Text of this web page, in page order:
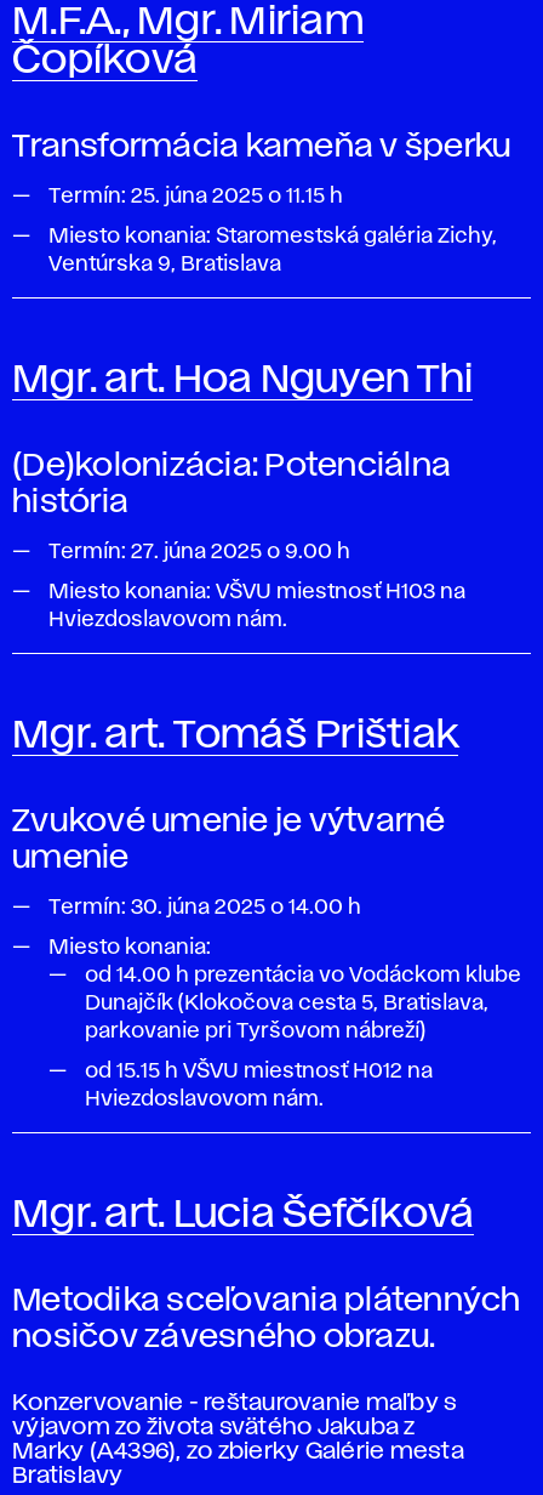
M.F.A., Mgr. Miriam
Čopíková
Transformácia kameňa v šperku
Termín: 25. júna 2025 o 11.15 h
Miesto konania: Staromestská galéria Zichy,
Ventúrska 9, Bratislava
Mgr. art. Hoa Nguyen Thi
(De)kolonizácia: Potenciálna
história
Termín: 27. júna 2025 o 9.00 h
Miesto konania: VŠVU miestnosť H103 na
Hviezdoslavovom nám.
Mgr. art. Tomáš Prištiak
Zvukové umenie je výtvarné
umenie
Termín: 30. júna 2025 o 14.00 h
Miesto konania:
od 14.00 h prezentácia vo Vodáckom klube
Dunajčík (Klokočova cesta 5, Bratislava,
parkovanie pri Tyršovom nábreží)
od 15.15 h VŠVU miestnosť H012 na
Hviezdoslavovom nám.
Mgr. art. Lucia Šefčíková
Metodika sceľovania plátenných
nosičov závesného obrazu.
Konzervovanie - reštaurovanie maľby s
výjavom zo života svätého Jakuba z
Marky (A4396), zo zbierky Galérie mesta
Bratislavy